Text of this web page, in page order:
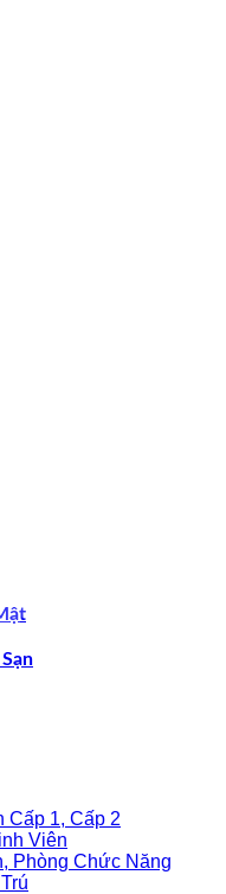
Cấp 1, Cấp 2
Viên
Phòng Chức Năng